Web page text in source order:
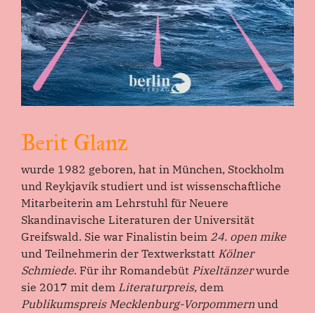
Berit Glanz
wurde 1982 geboren, hat in München, Stockholm
und Reykjavík studiert und ist wissenschaftliche
Mitarbeiterin am Lehrstuhl für Neuere
Skandinavische Literaturen der Universität
Greifswald. Sie war Finalistin beim 24. open mike
und Teilnehmerin der Textwerkstatt Kölner
Schmiede. Für ihr Romandebüt Pixeltänzerwurde
sie 2017 mit dem Literaturpreis, dem
Publikumspreis Mecklenburg-Vorpommern und